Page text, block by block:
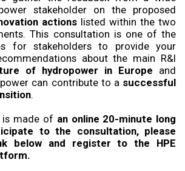
stakeholder on the proposed
actions listed within the two
This consultation is one of the
for stakeholders to provide your
about the main R&I
of hydropower in Europe and
can contribute to a successful
.
is made of an online 20-minute long
to the consultation, please
below and register to the HPE